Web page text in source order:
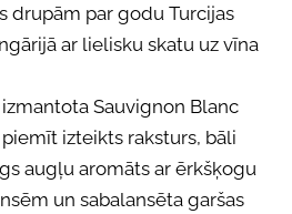
drupām par godu Turcijas
ar lielisku skatu uz vīna
Sauvignon Blanc
izteikts raksturs, bāli
augļu aromāts ar ērkšķogu
un sabalansēta garšas